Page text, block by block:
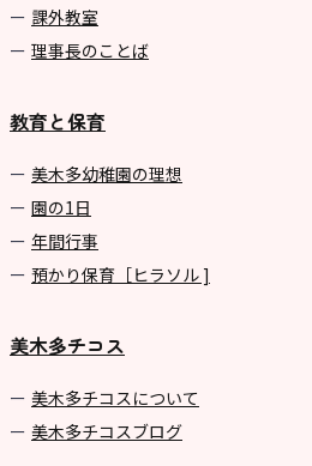
課外教室
理事長のことば
教育と保育
美⽊多幼稚園の理想
園の1⽇
年間⾏事
預かり保育［ヒラソル ]
美木多チコス
美⽊多チコスについて
美⽊多チコスブログ